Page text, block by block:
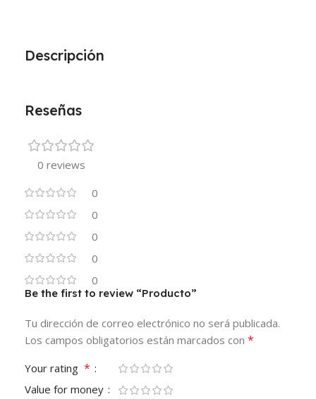
Descripción
Reseñas
0 reviews
0
0
0
0
0
Be the first to review “Producto”
Tu dirección de correo electrónico no será publicada.
Los campos obligatorios están marcados con *
Your rating *
Value for money